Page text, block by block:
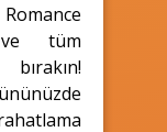
ve tüm